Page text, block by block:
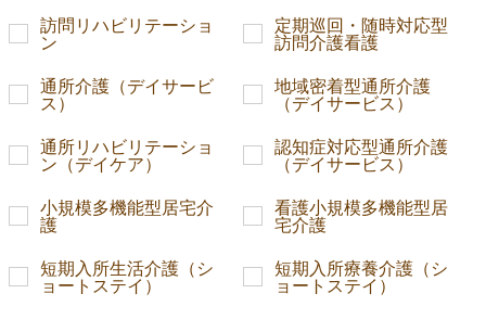
訪問リハビリテーショ
ン
定期巡回・随時対応型
訪問介護看護
通所介護（デイサービ
ス）
地域密着型通所介護
（デイサービス）
通所リハビリテーショ
ン（デイケア）
認知症対応型通所介護
（デイサービス）
小規模多機能型居宅介
護
看護小規模多機能型居
宅介護
短期入所生活介護（シ
ョートステイ）
短期入所療養介護（シ
ョートステイ）